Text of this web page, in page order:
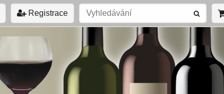
Registrace